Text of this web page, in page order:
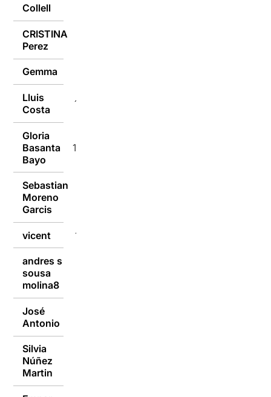
Collell
CRISTINA
Perez
Gemma
Lluis
Costa
15/03/2016
Gloria
Basanta
Bayo
15/03/2016
Sebastian
Moreno
Garcis
vicent 14/03/2016
andres s
sousa
molina8
José
Antonio
Silvia
Núñez
Martin